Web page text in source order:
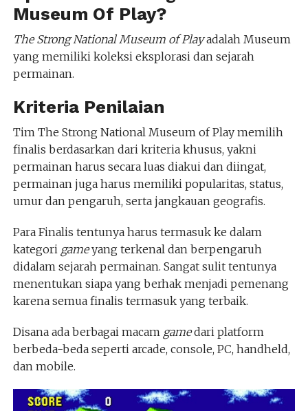
Museum Of Play?
The Strong National Museum of Playadalah Museum
yang memiliki koleksi eksplorasi dan sejarah
permainan.
Kriteria Penilaian
Tim The Strong National Museum of Play memilih
finalis berdasarkan dari kriteria khusus, yakni
permainan harus secara luas diakui dan diingat,
permainan juga harus memiliki popularitas, status,
umur dan pengaruh, serta jangkauan geografis.
Para Finalis tentunya harus termasuk ke dalam
kategori gameyang terkenal dan berpengaruh
didalam sejarah permainan. Sangat sulit tentunya
menentukan siapa yang berhak menjadi pemenang
karena semua finalis termasuk yang terbaik.
Disana ada berbagai macam gamedari platform
berbeda-beda seperti arcade, console, PC, handheld,
dan mobile.